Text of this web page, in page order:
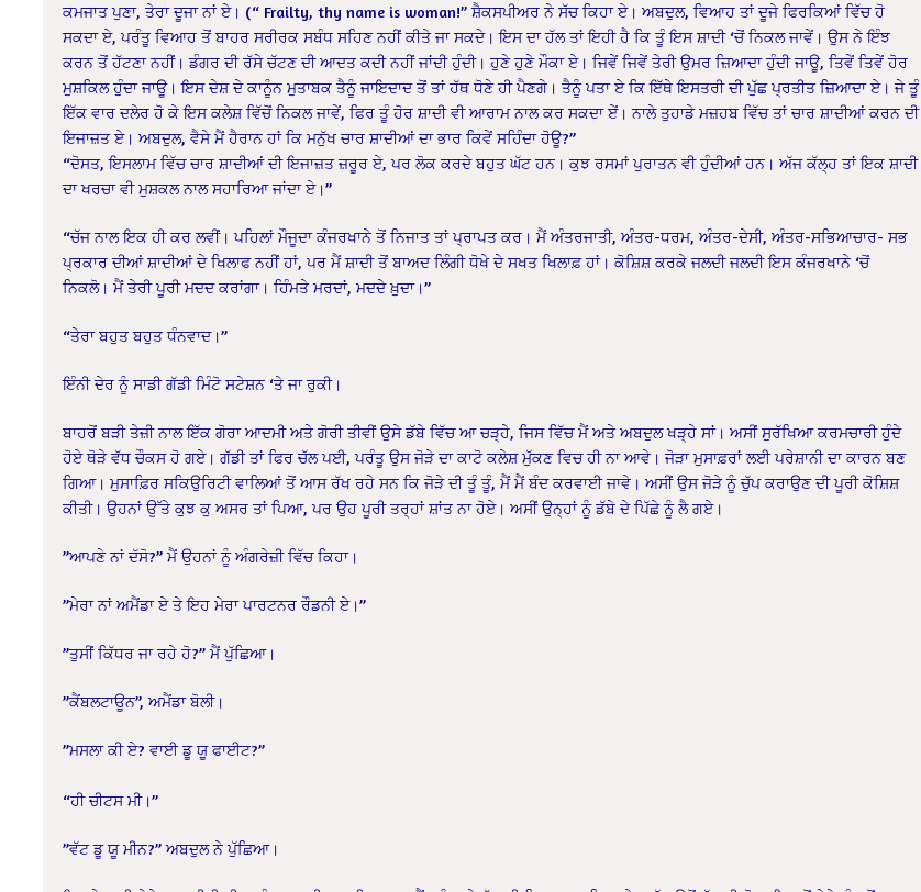
ਕਮਜਾਤ ਪੁਣਾ, ਤੇਰਾ ਦੂਜਾ ਨਾਂ ਏ। (“ Frailty, thy name is woman!” ਸ਼ੈਕਸਪੀਅਰ ਨੇ ਸੱਚ ਕਿਹਾ ਏ। ਅਬਦੁਲ, ਵਿਆਹ ਤਾਂ ਦੂਜੇ ਫਿਰਕਿਆਂ ਵਿੱਚ ਹੋ
ਸਕਦਾ ਏ, ਪਰੰਤੂ ਵਿਆਹ ਤੋਂ ਬਾਹਰ ਸਰੀਰਕ ਸਬੰਧ ਸਹਿਣ ਨਹੀਂ ਕੀਤੇ ਜਾ ਸਕਦੇ। ਇਸ ਦਾ ਹੱਲ ਤਾਂ ਇਹੀ ਹੈ ਕਿ ਤੂੰ ਇਸ ਸ਼ਾਦੀ ‘ਚੋਂ ਨਿਕਲ ਜਾਵੇਂ। ਉਸ ਨੇ ਇੰਝ
ਕਰਨ ਤੋਂ ਹੱਟਣਾ ਨਹੀਂ। ਡੰਗਰ ਦੀ ਰੱਸੇ ਚੱਟਣ ਦੀ ਆਦਤ ਕਦੀ ਨਹੀਂ ਜਾਂਦੀ ਹੁੰਦੀ। ਹੁਣੇ ਹੁਣੇ ਮੌਕਾ ਏ। ਜਿਵੇਂ ਜਿਵੇਂ ਤੇਰੀ ਉਮਰ ਜ਼ਿਆਦਾ ਹੁੰਦੀ ਜਾਊ, ਤਿਵੇਂ ਤਿਵੇਂ ਹੋਰ
ਮੁਸ਼ਕਿਲ ਹੁੰਦਾ ਜਾਊ। ਇਸ ਦੇਸ਼ ਦੇ ਕਾਨੂੰਨ ਮੁਤਾਬਕ ਤੈਨੂੰ ਜਾਇਦਾਦ ਤੋਂ ਤਾਂ ਹੱਥ ਧੋਣੇ ਹੀ ਪੈਣਗੇ। ਤੈਨੂੰ ਪਤਾ ਏ ਕਿ ਇੱਥੇ ਇਸਤਰੀ ਦੀ ਪੁੱਛ ਪ੍ਰਤੀਤ ਜ਼ਿਆਦਾ ਏ। ਜੇ ਤੂੰ
ਇੱਕ ਵਾਰ ਦਲੇਰ ਹੋ ਕੇ ਇਸ ਕਲੇਸ਼ ਵਿੱਚੋਂ ਨਿਕਲ ਜਾਵੇਂ, ਫਿਰ ਤੂੰ ਹੋਰ ਸ਼ਾਦੀ ਵੀ ਆਰਾਮ ਨਾਲ ਕਰ ਸਕਦਾ ਏਂ। ਨਾਲੇ ਤੁਹਾਡੇ ਮਜ਼ਹਬ ਵਿੱਚ ਤਾਂ ਚਾਰ ਸ਼ਾਦੀਆਂ ਕਰਨ ਦੀ
ਇਜਾਜ਼ਤ ਏ। ਅਬਦੁਲ, ਵੈਸੇ ਮੈਂ ਹੈਰਾਨ ਹਾਂ ਕਿ ਮਨੁੱਖ ਚਾਰ ਸ਼ਾਦੀਆਂ ਦਾ ਭਾਰ ਕਿਵੇਂ ਸਹਿੰਦਾ ਹੋਊ?”
“ਦੋਸਤ, ਇਸਲਾਮ ਵਿੱਚ ਚਾਰ ਸ਼ਾਦੀਆਂ ਦੀ ਇਜਾਜ਼ਤ ਜ਼ਰੂਰ ਏ, ਪਰ ਲੋਕ ਕਰਦੇ ਬਹੁਤ ਘੱਟ ਹਨ। ਕੁਝ ਰਸਮਾਂ ਪੁਰਾਤਨ ਵੀ ਹੁੰਦੀਆਂ ਹਨ। ਅੱਜ ਕੱਲ੍ਹ ਤਾਂ ਇਕ ਸ਼ਾਦੀ
ਦਾ ਖਰਚਾ ਵੀ ਮੁਸ਼ਕਲ ਨਾਲ ਸਹਾਰਿਆ ਜਾਂਦਾ ਏ।”
“ਚੱਜ ਨਾਲ ਇਕ ਹੀ ਕਰ ਲਵੀਂ। ਪਹਿਲਾਂ ਮੌਜੂਦਾ ਕੰਜਰਖਾਨੇ ਤੋਂ ਨਿਜਾਤ ਤਾਂ ਪ੍ਰਾਪਤ ਕਰ। ਮੈਂ ਅੰਤਰਜਾਤੀ, ਅੰਤਰ-ਧਰਮ, ਅੰਤਰ-ਦੇਸੀ, ਅੰਤਰ-ਸਭਿਆਚਾਰ- ਸਭ
ਪ੍ਰਕਾਰ ਦੀਆਂ ਸ਼ਾਦੀਆਂ ਦੇ ਖਿਲਾਫ ਨਹੀਂ ਹਾਂ, ਪਰ ਮੈਂ ਸ਼ਾਦੀ ਤੋਂ ਬਾਅਦ ਲਿੰਗੀ ਧੋਖੇ ਦੇ ਸਖਤ ਖਿਲਾਫ਼ ਹਾਂ। ਕੋਸ਼ਿਸ਼ ਕਰਕੇ ਜਲਦੀ ਜਲਦੀ ਇਸ ਕੰਜਰਖਾਨੇ ‘ਚੋਂ
ਨਿਕਲੋ। ਮੈਂ ਤੇਰੀ ਪੂਰੀ ਮਦਦ ਕਰਾਂਗਾ। ਹਿੰਮਤੇ ਮਰਦਾਂ, ਮਦਦੇ ਖ਼ੁਦਾ।”
“ਤੇਰਾ ਬਹੁਤ ਬਹੁਤ ਧੰਨਵਾਦ।”
ਇੰਨੀ ਦੇਰ ਨੂੰ ਸਾਡੀ ਗੱਡੀ ਮਿੰਟੋ ਸਟੇਸ਼ਨ ‘ਤੇ ਜਾ ਰੁਕੀ।
ਬਾਹਰੋਂ ਬੜੀ ਤੇਜ਼ੀ ਨਾਲ ਇੱਕ ਗੋਰਾ ਆਦਮੀ ਅਤੇ ਗੋਰੀ ਤੀਵੀਂ ਉਸੇ ਡੱਬੇ ਵਿੱਚ ਆ ਚੜ੍ਹੇ, ਜਿਸ ਵਿੱਚ ਮੈਂ ਅਤੇ ਅਬਦੁਲ ਖੜ੍ਹੇ ਸਾਂ। ਅਸੀਂ ਸੁਰੱਖਿਆ ਕਰਮਚਾਰੀ ਹੁੰਦੇ
ਹੋਏ ਥੋੜੇ ਵੱਧ ਚੌਕਸ ਹੋ ਗਏ। ਗੱਡੀ ਤਾਂ ਫਿਰ ਚੱਲ ਪਈ, ਪਰੰਤੂ ਉਸ ਜੋੜੇ ਦਾ ਕਾਟੋ ਕਲੇਸ਼ ਮੁੱਕਣ ਵਿਚ ਹੀ ਨਾ ਆਵੇ। ਜੋੜਾ ਮੁਸਾਫ਼ਰਾਂ ਲਈ ਪਰੇਸ਼ਾਨੀ ਦਾ ਕਾਰਨ ਬਣ
ਗਿਆ। ਮੁਸਾਫ਼ਿਰ ਸਕਿਉਰਿਟੀ ਵਾਲਿਆਂ ਤੋਂ ਆਸ ਰੱਖ ਰਹੇ ਸਨ ਕਿ ਜੋੜੇ ਦੀ ਤੂੰ ਤੂੰ, ਮੈਂ ਮੈਂ ਬੰਦ ਕਰਵਾਈ ਜਾਵੇ। ਅਸੀਂ ਉਸ ਜੋੜੇ ਨੂੰ ਚੁੱਪ ਕਰਾਉਣ ਦੀ ਪੂਰੀ ਕੋਸ਼ਿਸ਼
ਕੀਤੀ। ਉਹਨਾਂ ਉੱਤੇ ਕੁਝ ਕੁ ਅਸਰ ਤਾਂ ਪਿਆ, ਪਰ ਉਹ ਪੂਰੀ ਤਰ੍ਹਾਂ ਸ਼ਾਂਤ ਨਾ ਹੋਏ। ਅਸੀਂ ਉਨ੍ਹਾਂ ਨੂੰ ਡੱਬੇ ਦੇ ਪਿੱਛੇ ਨੂੰ ਲੈ ਗਏ।
‌”ਆਪਣੇ ਨਾਂ ਦੱਸੋ?” ਮੈਂ ਉਹਨਾਂ ਨੂੰ ਅੰਗਰੇਜ਼ੀ ਵਿੱਚ ਕਿਹਾ।
‌”ਮੇਰਾ ਨਾਂ ਅਮੈਂਡਾ ਏ ਤੇ ਇਹ ਮੇਰਾ ਪਾਰਟਨਰ ਰੌਡਨੀ ਏ।”
‌”ਤੁਸੀਂ ਕਿੱਧਰ ਜਾ ਰਹੇ ਹੋ?” ਮੈਂ ਪੁੱਛਿਆ।
‌”ਕੈਂਬਲਟਾਊਨ”, ਅਮੈਂਡਾ ਬੋਲੀ।
‌”ਮਸਲਾ ਕੀ ਏ? ਵਾਈ ਡੂ ਯੂ ਫਾਈਟ?”
“ਹੀ ਚੀਟਸ ਮੀ।”
‌”ਵੱਟ ਡੂ ਯੂ ਮੀਨ?” ਅਬਦੁਲ ਨੇ ਪੁੱਛਿਆ।